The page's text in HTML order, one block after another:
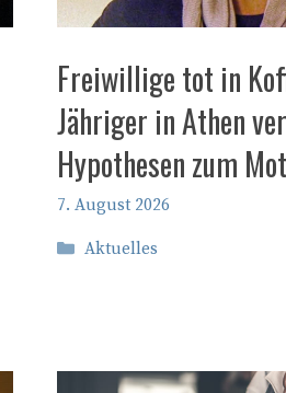
Freiwillige tot in
Jähriger in Athen
Hypothesen zum
7. August 2026
Kategorien
Aktuelles